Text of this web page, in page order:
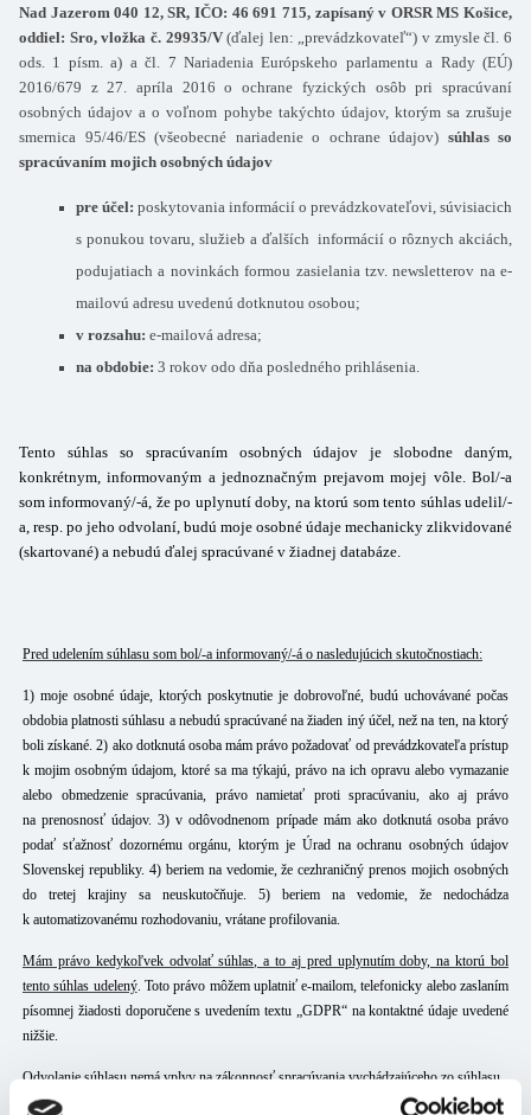
Nad Jazerom 040 12, SR, IČO: 46 691 715, zapísaný v ORSR MS Košice,
oddiel: Sro, vložka č. 29935/V(ďalej len: „prevádzkovateľ“) v zmysle čl. 6
ods. 1 písm. a) a čl. 7 Nariadenia Európskeho parlamentu a Rady (EÚ)
2016/679 z 27. apríla 2016 o ochrane fyzických osôb pri spracúvaní
osobných údajov a o voľnom pohybe takýchto údajov, ktorým sa zrušuje
smernica 95/46/ES (všeobecné nariadenie o ochrane údajov) súhlas so
spracúvaním mojich osobných údajov
pre účel: poskytovania informácií o prevádzkovateľovi, súvisiacich
s ponukou tovaru, služieb a ďalších informácií o rôznych akciách,
podujatiach a novinkách formou zasielania tzv. newsletterov na e-
mailovú adresu uvedenú dotknutou osobou;
v rozsahu: e-mailová adresa;
na obdobie: 3 rokov odo dňa posledného prihlásenia.
Tento súhlas so spracúvaním osobných údajov je slobodne daným,
konkrétnym, informovaným a jednoznačným prejavom mojej vôle. Bol/-a
som informovaný/-á, že po uplynutí doby, na ktorú som tento súhlas udelil/-
a, resp. po jeho odvolaní, budú moje osobné údaje mechanicky zlikvidované
(skartované) a nebudú ďalej spracúvané v žiadnej databáze.
Pred udelením súhlasu som bol/-a informovaný/-á o nasledujúcich skutočnostiach:
1) moje osobné údaje, ktorých poskytnutie je dobrovoľné, budú uchovávané počas
obdobia platnosti súhlasu a nebudú spracúvané na žiaden iný účel, než na ten, na ktorý
boli získané. 2) ako dotknutá osoba mám právo požadovať od prevádzkovateľa prístup
k mojim osobným údajom, ktoré sa ma týkajú, právo na ich opravu alebo vymazanie
alebo obmedzenie spracúvania, právo namietať proti spracúvaniu, ako aj právo
na prenosnosť údajov. 3) v odôvodnenom prípade mám ako dotknutá osoba právo
podať sťažnosť dozornému orgánu, ktorým je Úrad na ochranu osobných údajov
Slovenskej republiky. 4) beriem na vedomie, že cezhraničný prenos mojich osobných
do tretej krajiny sa neuskutočňuje. 5) beriem na vedomie, že nedochádza
k automatizovanému rozhodovaniu, vrátane profilovania.
Mám právo kedykoľvek odvolať súhlas, a to aj pred uplynutím doby, na ktorú bol
tento súhlas udelený. Toto právo môžem uplatniť e-mailom, telefonicky alebo zaslaním
písomnej žiadosti doporučene s uvedením textu „GDPR“ na kontaktné údaje uvedené
nižšie.
Odvolanie súhlasu nemá vplyv na zákonnosť spracúvania vychádzajúceho zo súhlasu
pred jeho odvolaním.